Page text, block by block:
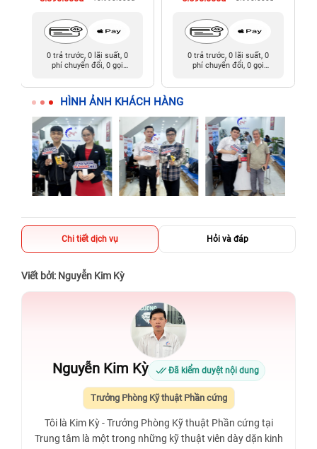
0 trả trước, 0 lãi suất, 0
phí chuyển đổi, 0 gọi
0 trả trước, 0 lãi suất, 0
phí chuyển đổi, 0 gọi
HÌNH ẢNH KHÁCH HÀNG
Chi tiết dịch vụ Hỏi và đáp
Viết bởi: Nguyễn Kim Kỳ
Nguyễn Kim Kỳ Đã kiểm duyệt nội dung
Trưởng Phòng Kỹ thuật Phần cứng
Tôi là Kim Kỳ - Trưởng Phòng Kỹ thuật Phần cứng tại
Trung tâm là một trong những kỹ thuật viên dày dặn kinh